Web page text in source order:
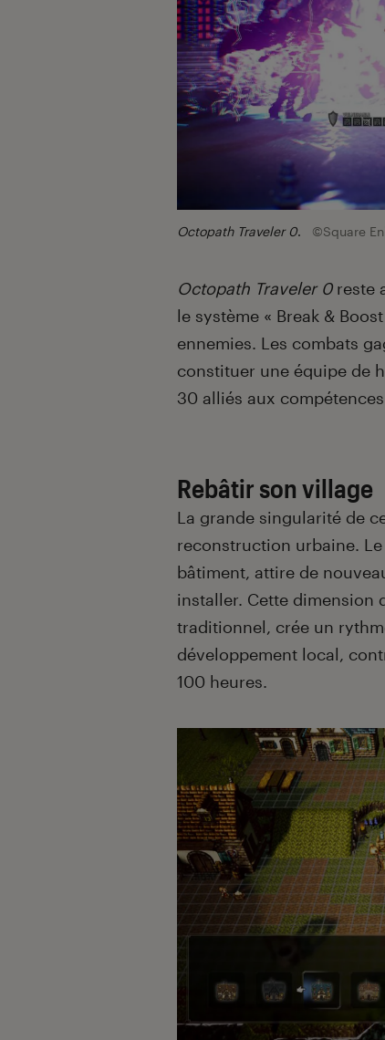
Octopath Traveler 0. ©Square
Octopath Traveler 0reste
le système « Break &
ennemies. Les combats
constituer une équipe de
30 alliés aux
Rebâtir son village
La grande singularité de
reconstruction urbaine.
bâtiment, attire de
installer. Cette dimension
traditionnel, crée un
développement local,
100 heures.